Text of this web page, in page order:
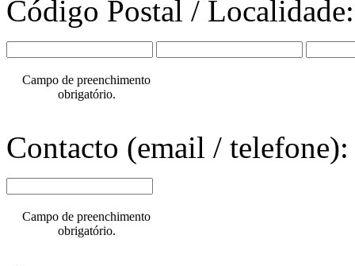
Código Postal /
Campo de preenchimento
obrigatório.
Contacto (email /
Campo de preenchimento
obrigatório.